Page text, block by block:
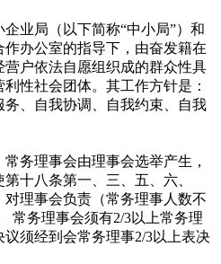
业局（以下简称“中小局”）和
办公室的指导下，由奋发籍在
户依法自愿组织成的群众性具
性社会团体。其工作方针是：
务、自我协调、自我约束、自我
务理事会由理事会选举产生，
十八条第一、三、五、六、
理事会负责（常务理事人数不
常务理事会须有2/3以上常务理
须经到会常务理事2/3以上表决